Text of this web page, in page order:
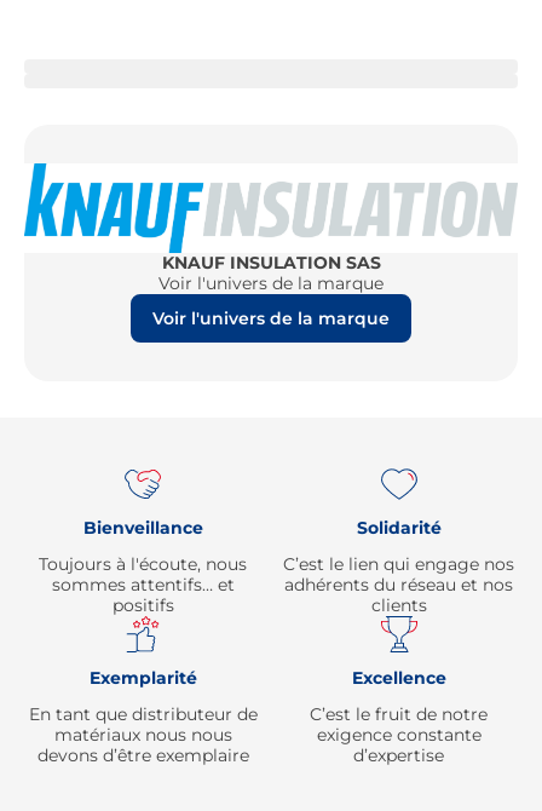
KNAUF INSULATION SAS
Voir l'univers de la marque
Voir l'univers de la marque
Bienveillance
Toujours à l'écoute, nous
sommes attentifs… et
positifs
Solidarité
C’est le lien qui engage nos
adhérents du réseau et nos
clients
Exemplarité
En tant que distributeur de
matériaux nous nous
devons d’être exemplaire
Excellence
C’est le fruit de notre
exigence constante
d’expertise